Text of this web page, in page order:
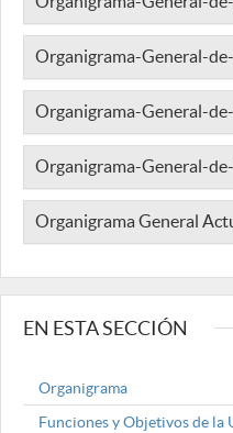
Organigrama-General-
Organigrama-General-
Organigrama-General-
Organigrama General
EN ESTA SECCIÓN
Organigrama
Funciones y Objetivos de la